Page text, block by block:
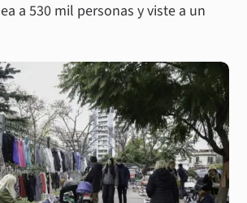
a 530 mil personas y viste a un